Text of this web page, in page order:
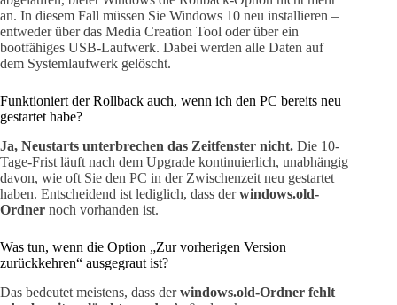
an. In diesem Fall müssen Sie Windows 10 neu installieren –
entweder über das Media Creation Tool oder über ein
bootfähiges USB-Laufwerk. Dabei werden alle Daten auf
dem Systemlaufwerk gelöscht.
Funktioniert der Rollback auch, wenn ich den PC bereits neu
gestartet habe?
Ja, Neustarts unterbrechen das Zeitfenster nicht. Die 10-
Tage-Frist läuft nach dem Upgrade kontinuierlich, unabhängig
davon, wie oft Sie den PC in der Zwischenzeit neu gestartet
haben. Entscheidend ist lediglich, dass derwindows.old-
Ordner noch vorhanden ist.
Was tun, wenn die Option „Zur vorherigen Version
zurückkehren“ ausgegraut ist?
Das bedeutet meistens, dass derwindows.old-Ordner fehlt